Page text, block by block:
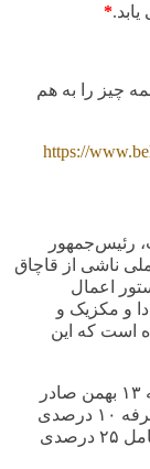
*
چیز را به هم
https://
رئیس‌جمهور
ناشی از قاچاق
اعمال
و مکزیک و
است که این
۱۳ بهمن صادر
۱۰ درصدی
۲۵ درصدی